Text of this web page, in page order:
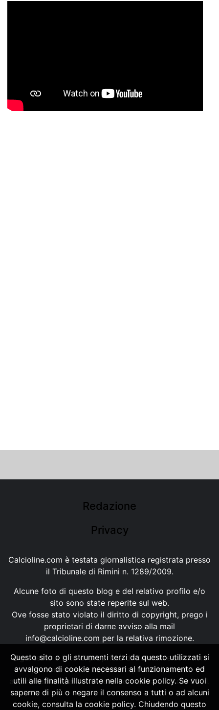
Redazione
Privacy
Calcioline.com è testata giornalistica registrata presso
il Tribunale di Rimini n. 1289/2009.
Alcune foto di questo blog e del relativo profilo e/o
sito sono state reperite sul web.
Ove fosse stato violato il diritto di copyright, prego i
proprietari di darne avviso alla mail
info@calcioline.com per la relativa rimozione.
Ogni testo e foto di proprietà di Calcioline.com non
possono essere copiati o riprodotti, senza
autorizzazione, ai sensi della normativa n.29 del 2001.
Questo sito o gli strumenti terzi da questo utilizzati si
avvalgono di cookie necessari al funzionamento ed
utili alle finalità illustrate nella cookie policy. Se vuoi
saperne di più o negare il consenso a tutti o ad alcuni
cookie, consulta la cookie policy. Chiudendo questo